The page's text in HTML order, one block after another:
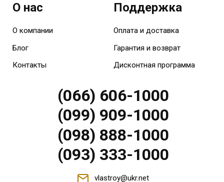
О нас
О компании
Блог
Контакты
Поддержка
Оплата и доставка
Гарантия и возврат
Дисконтная программа
(066) 606-1000
(099) 909-1000
(098) 888-1000
(093) 333-1000
vlastroy@ukr.net